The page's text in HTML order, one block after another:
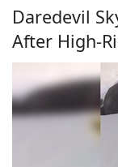
Daredevil
After High-